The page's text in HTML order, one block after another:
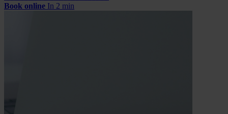
Book online In 2 min